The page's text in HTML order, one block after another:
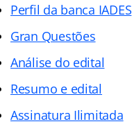
Perfil da banca IADES
Gran Questões
Análise do edital
Resumo e edital
Assinatura Ilimitada